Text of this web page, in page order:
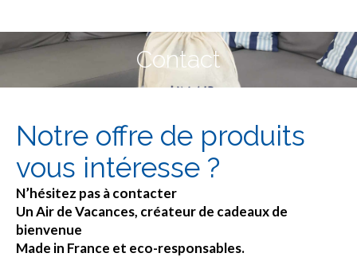
Contact
Vous êtes ici :
Notre offre de produits
vous intéresse ?
N’hésitez pas à contacter
Un Air de Vacances, créateur de cadeaux de
bienvenue
Made in France et eco-responsables.